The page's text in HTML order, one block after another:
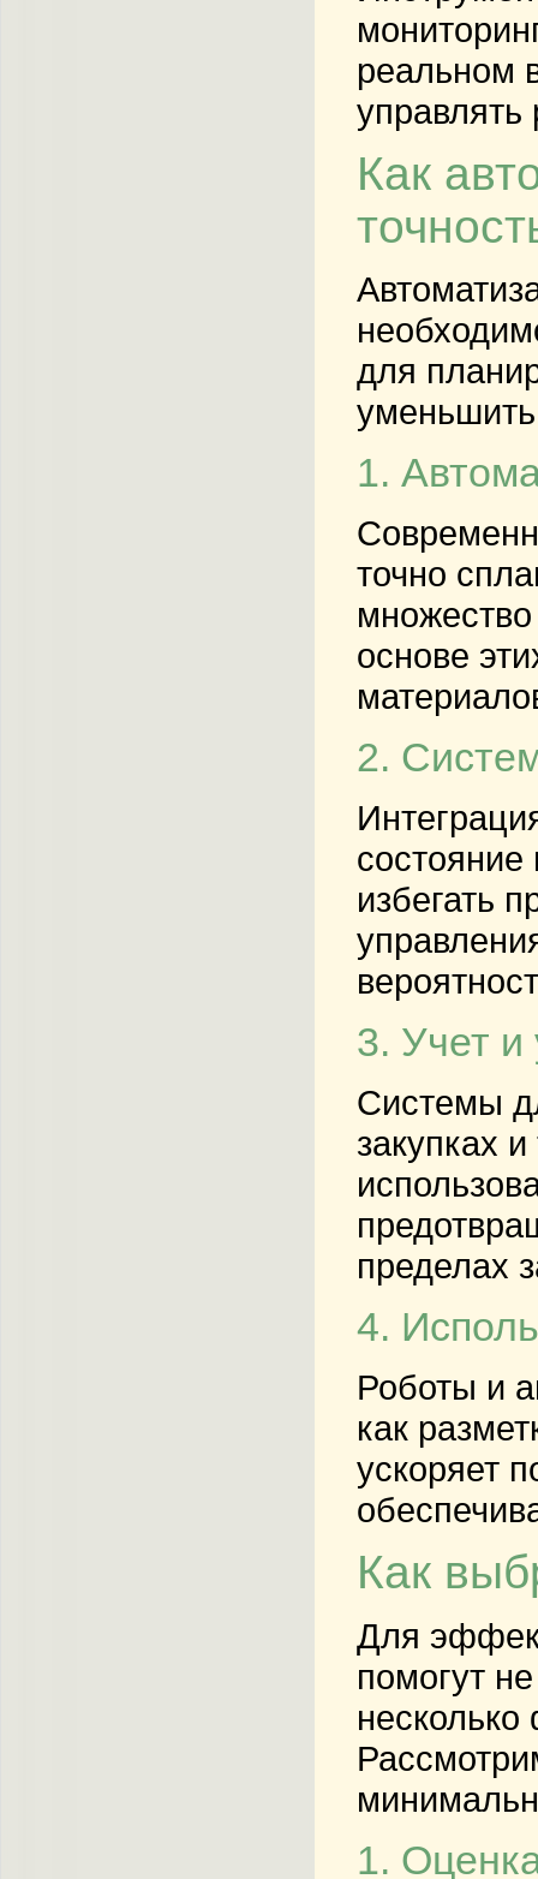
реальном
управлять
Как
для
уменьшить
1.
точно
основе
2.
избегать
3. Учет
Системы
закупках
пределах
4.
Роботы и
как
ускоряет
Как
Для
помогут
1.